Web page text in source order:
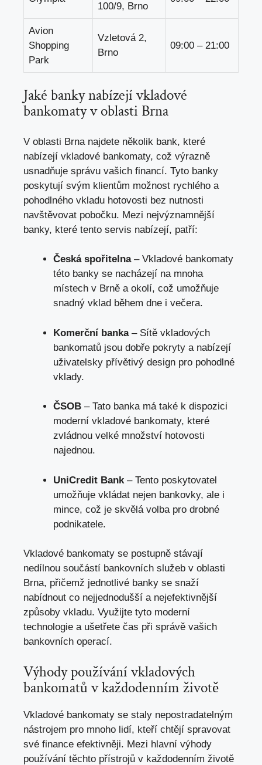
100/9, Brno
Avion
Shopping
Park
Vzletová 2,
Brno
09:00 – 21:00
Jaké banky nabízejí vkladové
bankomaty v oblasti Brna
V oblasti Brna najdete několik bank, které
nabízejí vkladové bankomaty, což výrazně
usnadňuje správu vašich financí. Tyto banky
poskytují svým klientům možnost rychlého a
pohodlného vkladu hotovosti bez nutnosti
navštěvovat pobočku. Mezi nejvýznamnější
banky, které tento servis nabízejí, patří:
Česká spořitelna– Vkladové bankomaty
této banky se nacházejí na mnoha
místech v Brně a okolí, což umožňuje
snadný vklad během dne i večera.
Komerční banka– Sítě vkladových
bankomatů jsou dobře pokryty a nabízejí
uživatelsky přívětivý design pro pohodlné
vklady.
ČSOB – Tato banka má také k dispozici
moderní vkladové bankomaty, které
zvládnou velké množství hotovosti
najednou.
UniCredit Bank – Tento poskytovatel
umožňuje vkládat nejen bankovky, ale i
mince, což je skvělá volba pro drobné
podnikatele.
Vkladové bankomaty se postupně stávají
nedílnou součástí bankovních služeb v oblasti
Brna, přičemž jednotlivé banky se snaží
nabídnout co nejjednodušší a nejefektivnější
způsoby vkladu. Využijte tyto moderní
technologie a ušetřete čas při správě vašich
bankovních operací.
Výhody používání vkladových
bankomatů v každodenním životě
Vkladové bankomaty se staly nepostradatelným
nástrojem pro mnoho lidí, kteří chtějí spravovat
své finance efektivněji. Mezi hlavní výhody
používání těchto přístrojů v každodenním životě